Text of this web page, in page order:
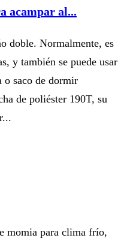
acampar al...
doble. Normalmente, es
y también se puede usar
o saco de dormir
de poliéster 190T, su
momia para clima frío,